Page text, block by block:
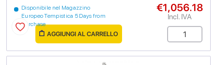
Disponibile nel Magazzino
Europeo Tempistica 5 Days from
purchase
€1,056.18
Incl. IVA
AGGIUNGI AL CARRELLO